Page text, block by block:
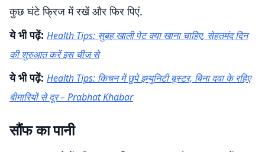
कुछ घंटे फ्रिज में रखें और फिर पिएं.
ये भी पढ़ें: Health Tips: सुबह खाली पेट क्या खाना चाहिए, सेहतमंद दिन
की शुरुआत करें इस चीज से
ये भी पढ़ें: Health Tips: किचन में छुपे इम्युनिटी बूस्टर, बिना दवा के रहिए
बीमारियों से दूर – Prabhat Khabar
सौंफ का पानी